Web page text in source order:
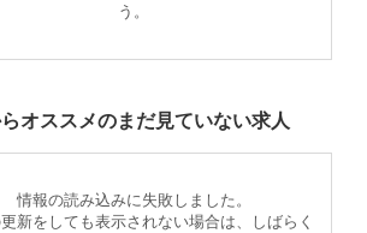
う。
オススメのまだ見ていない求人
情報の読み込みに失敗しました。
新をしても表示されない場合は、しばらく